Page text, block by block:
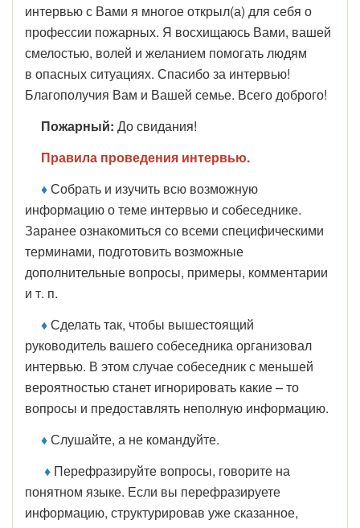
интервью с Вами я многое открыл(а) для себя о
профессии пожарных. Я восхищаюсь Вами, вашей
смелостью, волей и желанием помогать людям
в опасных ситуациях. Спасибо за интервью!
Благополучия Вам и Вашей семье. Всего доброго!
Пожарный: До свидания!
Правила проведения интервью.
♦Собрать и изучить всю возможную
информацию о теме интервью и собеседнике.
Заранее ознакомиться со всеми специфическими
терминами, подготовить возможные
дополнительные вопросы, примеры, комментарии
и т. п.
♦Сделать так, чтобы вышестоящий
руководитель вашего собеседника организовал
интервью. В этом случае собеседник с меньшей
вероятностью станет игнорировать какие – то
вопросы и предоставлять неполную информацию.
♦Слушайте, а не командуйте.
♦ Перефразируйте вопросы, говорите на
понятном языке. Если вы перефразируете
информацию, структурировав уже сказанное,